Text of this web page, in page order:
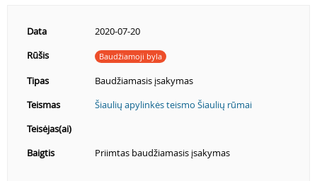
Data
2020-07-20
Rūšis
Baudžiamoji byla
Tipas
Baudžiamasis įsakymas
Teismas
Šiaulių apylinkės teismo Šiaulių rūmai
Teisėjas(ai)
Baigtis
Priimtas baudžiamasis įsakymas